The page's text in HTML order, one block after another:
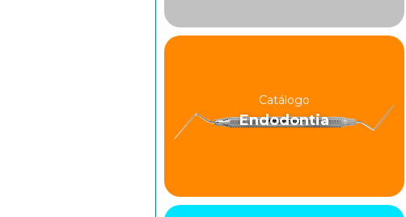
Catálogo
Endodontia